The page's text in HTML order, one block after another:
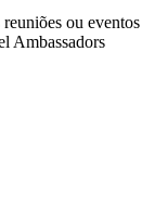
ou eventos
Ambassadors